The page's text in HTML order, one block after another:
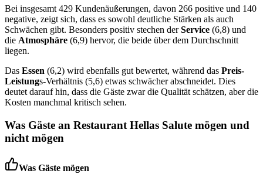
Bei insgesamt 429 Kundenäußerungen, davon 266 positive und 140
negative, zeigt sich, dass es sowohl deutliche Stärken als auch
Schwächen gibt. Besonders positiv stechen derService (6,8) und
die Atmosphäre (6,9) hervor, die beide über dem Durchschnitt
liegen.
Das Essen (6,2) wird ebenfalls gut bewertet, während das Preis-
Leistungs-Verhältnis (5,6) etwas schwächer abschneidet. Dies
deutet darauf hin, dass die Gäste zwar die Qualität schätzen, aber die
Kosten manchmal kritisch sehen.
Was Gäste an Restaurant Hellas Salute mögen und
nicht mögen
Was Gäste mögen